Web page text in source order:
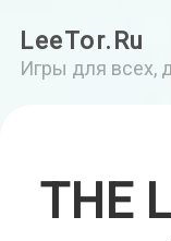
LeeTor.Ru
Игры для всех,
THE